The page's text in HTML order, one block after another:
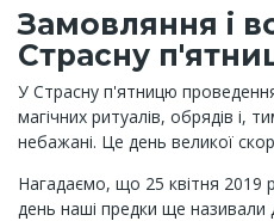
Замовляння і
Страсну
У Страсну п'ятницю
магічних ритуалів, обрядів і,
небажані. Це день великої
Нагадаємо, що 25 квітня 2019
день наші предки ще